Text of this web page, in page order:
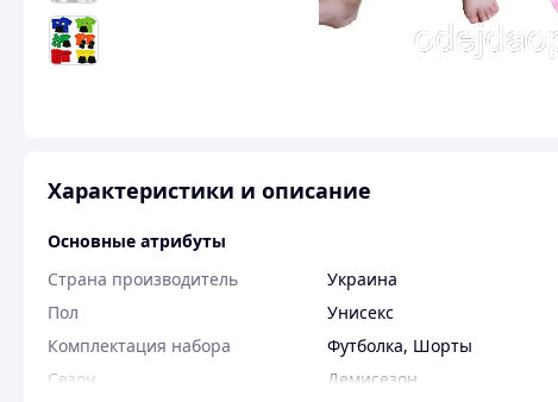
Характеристики и описание
Основные атрибуты
Страна производитель
Украина
Пол
Унисекс
Комплектация набора
Футболка, Шорты
Сезон
Демисезон